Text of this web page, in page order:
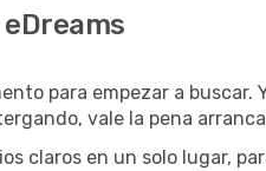
para empezar a
vale la pena
claros en un solo lugar,